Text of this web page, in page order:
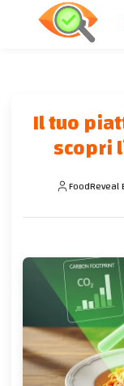
Il tuo
scopri
FoodReveal